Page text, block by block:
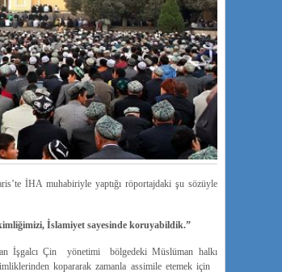
İHA muhabiriyle yaptığı röportajdaki şu sözüyle
İslamiyet sayesinde koruyabildik.”
İşgalcı Çin yönetimi bölgedeki Müslüman halkı
kopararak zamanla assimile etemek için